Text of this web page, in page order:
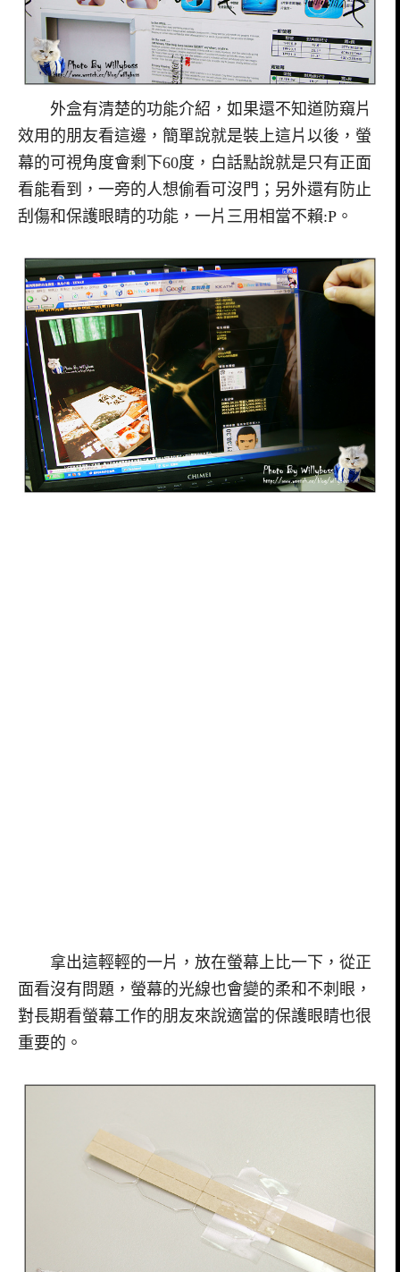
外盒有清楚的功能介紹，如果還不知道防窺片
效用的朋友看這邊，簡單說就是裝上這片以後，螢
幕的可視角度會剩下60度，白話點說就是只有正面
看能看到，一旁的人想偷看可沒門；另外還有防止
刮傷和保護眼睛的功能，一片三用相當不賴:P。
拿出這輕輕的一片，放在螢幕上比一下，從正
面看沒有問題，螢幕的光線也會變的柔和不刺眼，
對長期看螢幕工作的朋友來說適當的保護眼睛也很
重要的。